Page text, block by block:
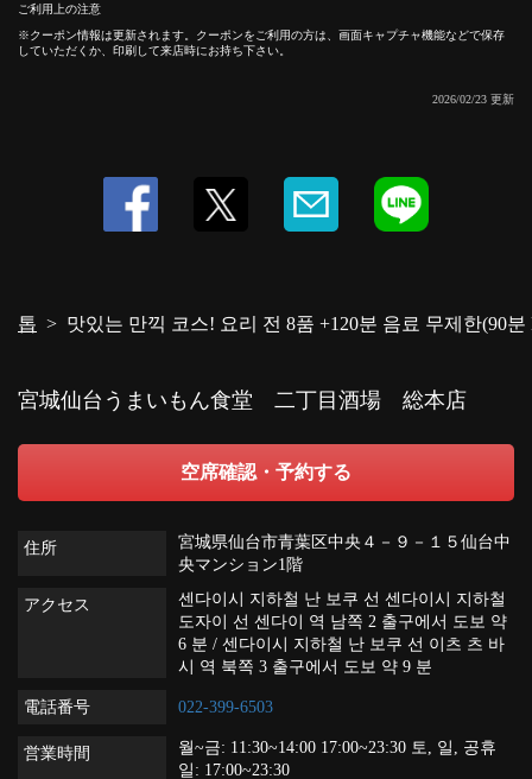
ご利用上の注意
クーポン情報は更新されます。クーポンをご利用の方は、画面キャプチャ機能などで保存
していただくか、印刷して来店時にお持ち下さい。
2026/02/23 更新
톱 맛있는 만끽 코스! 요리 전 8품 +120분 음료 무제한(90
첨부 4500엔(부가세 포함) | 宮城仙台うまいもん食堂 二丁
目酒場 総本店
閉じる
宮城仙台うまいもん食堂 二丁目酒場 総本店
空席確認・予約する
住所
宮城県仙台市青葉区中央４－９－１５仙台中
央マンション1階
アクセス
센다이시 지하철 난 보쿠 선 센다이시 지하철
도자이 선 센다이 역 남쪽 2 출구에서 도보 약
6 분 / 센다이시 지하철 난 보쿠 선 이츠 츠 바
시 역 북쪽 3 출구에서 도보 약 9 분
電話番号 022-399-6503
営業時間
월~금: 11:30~14:00 17:00~23:30 토, 일, 공휴
일: 17:00~23:30